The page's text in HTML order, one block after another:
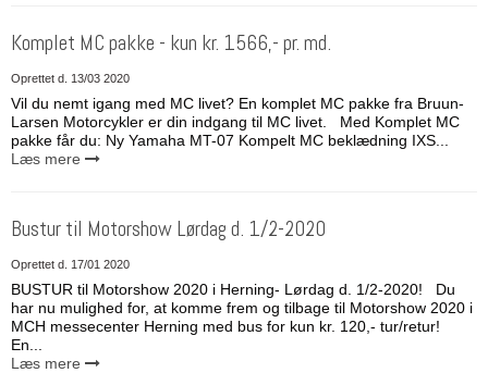
Komplet MC pakke - kun kr. 1566,- pr. md.
Oprettet d. 13/03 2020
Vil du nemt igang med MC livet? En komplet MC pakke fra Bruun-
Larsen Motorcykler er din indgang til MC livet. Med Komplet MC
pakke får du: Ny Yamaha MT-07 Kompelt MC beklædning IXS...
Læs mere
Bustur til Motorshow Lørdag d. 1/2-2020
Oprettet d. 17/01 2020
BUSTUR til Motorshow 2020 i Herning- Lørdag d. 1/2-2020! Du
har nu mulighed for, at komme frem og tilbage til Motorshow 2020 i
MCH messecenter Herning med bus for kun kr. 120,- tur/retur!
En...
Læs mere